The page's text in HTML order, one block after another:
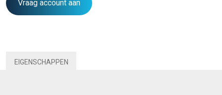
Vraag account aan
EIGENSCHAPPEN